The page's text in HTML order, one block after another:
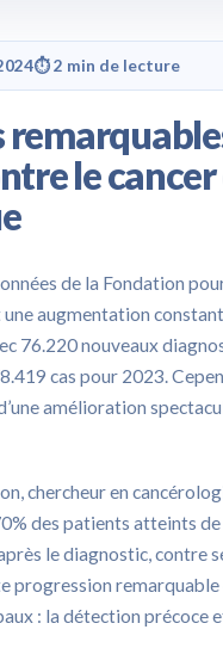
⏱ 2 min de lecture
le cancer
de la Fondation
augmentation
76.220 nouveaux
cas pour 2023.
amélioration
chercheur en
des patients atteints
le diagnostic, contre
progression
: la détection précoce